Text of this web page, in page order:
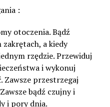
:
otoczenia. Bądź
a kiedy
rzędzie. Przewiduj
i wykonuj
Zawsze przestrzegaj
bądź czujny i
i pory dnia.